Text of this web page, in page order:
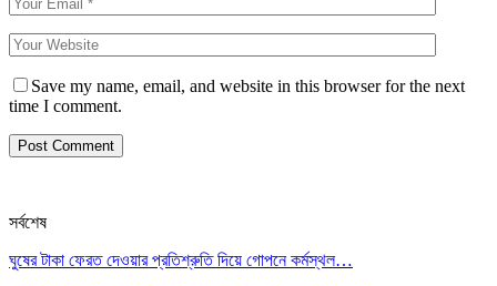
Save my name, email, and website in this browser for the next
time I comment.
সর্বশেষ
ঘুষের টাকা ফেরত দেওয়ার প্রতিশ্রুতি দিয়ে গোপনে কর্মস্থল…